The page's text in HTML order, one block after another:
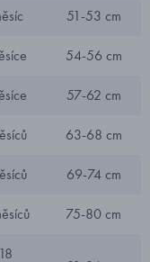
51-53 cm
54-56 cm
57-62 cm
63-68 cm
69-74 cm
75-80 cm